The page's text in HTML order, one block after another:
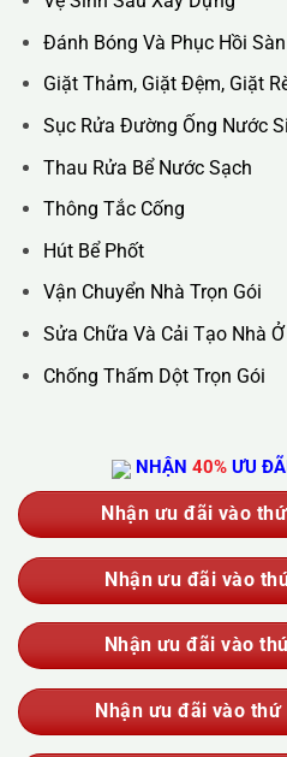
Trụ Sở Chính :36C Ngõ 89 Lê
TP Hà Nội
Hotline : 0388.444.445
Vệ Sinh Công Nghiệp
Vệ Sinh Kính Nhà Cao Tầng
Đánh Bóng Và Phục Hồi
Giặt Thảm, Giặt Đệm, Giặt
Sục Rửa Đường Ống Nước
Thau Rửa Bể Nước Sạch